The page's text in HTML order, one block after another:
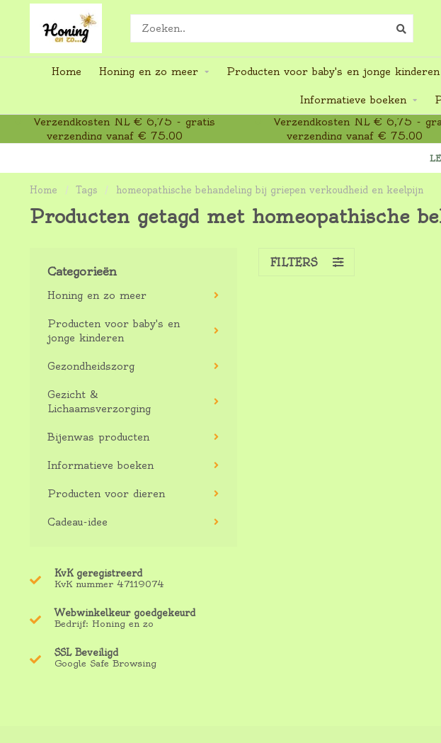
Home Honing en zo meer Producten voor baby's en jonge kinderen
Informatieve boeken
Verzendkosten NL € 6,75 - gratis
verzending vanaf € 75,00
Verzendkosten NL € 6,75 -
verzending vanaf € 75,00
Home / Tags / homeopathische behandeling bij griepen verkoudheid en keelpijn
Producten getagd met homeopathische
Categorieën
Honing en zo meer
Producten voor baby's en
jonge kinderen
Gezondheidszorg
Gezicht &
Lichaamsverzorging
Bijenwas producten
Informatieve boeken
Producten voor dieren
Cadeau-idee
KvK geregistreerd
KvK nummer 47119074
Webwinkelkeur goedgekeurd
Bedrijf: Honing en zo
SSL Beveiligd
Google Safe Browsing
FILTERS